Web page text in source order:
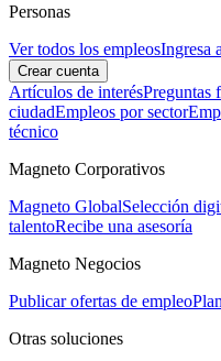
Personas
Ver todos los empleosIngresa
Crear cuenta
Artículos de interésPreguntas
ciudadEmpleos por sector
técnico
Magneto Corporativos
Magneto GlobalSelección
talentoRecibe una asesoría
Magneto Negocios
Publicar ofertas de empleo
Otras soluciones